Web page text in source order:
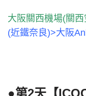
大阪關西機場(關
(近鐵奈良)>大阪
●第2天【